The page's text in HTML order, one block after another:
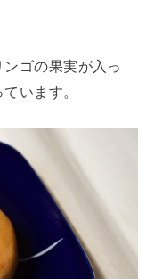
ゴの果実が入っ
います。